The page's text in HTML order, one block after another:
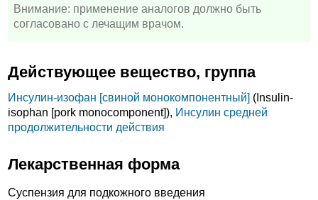
Внимание: применение аналогов должно быть
согласовано с лечащим врачом.
Действующее вещество, группа
Инсулин-изофан [свиной монокомпонентный] (Insulin-
isophan [pork monocomponent]), Инсулин средней
продолжительности действия
Лекарственная форма
Суспензия для подкожного введения